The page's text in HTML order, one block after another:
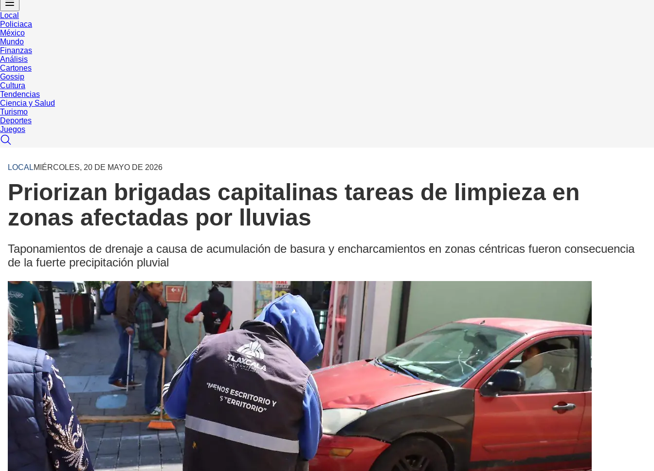
Local
Policiaca
México
Mundo
Finanzas
Análisis
Cartones
Gossip
Cultura
Tendencias
Ciencia y Salud
Turismo
Deportes
Juegos
LOCALMIÉRCOLES, 20 DE MAYO DE 2026
Priorizan brigadas capitalinas tareas de limpieza en
zonas afectadas por lluvias
Taponamientos de drenaje a causa de acumulación de basura y encharcamientos en zonas céntricas fueron consecuencia
de la fuerte precipitación pluvial